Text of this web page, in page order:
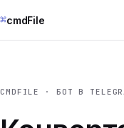
⌘cmdFile
CMDFILE · БОТ В